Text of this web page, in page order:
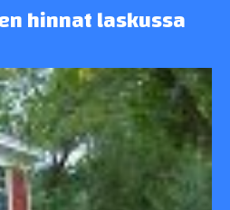
hinnat laskussa